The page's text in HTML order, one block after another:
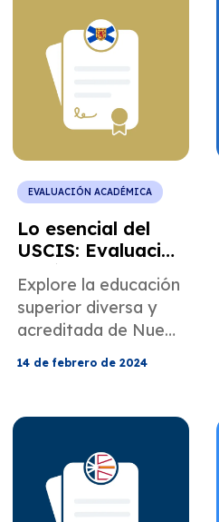
EVALUACIÓN ACADÉMICA
Lo esencial del
USCIS: Evaluación
de títulos de
Nueva Escocia,
Canadá
Explore la educación
superior diversa y
acreditada de Nueva
títulos de
14 de febrero de 2024